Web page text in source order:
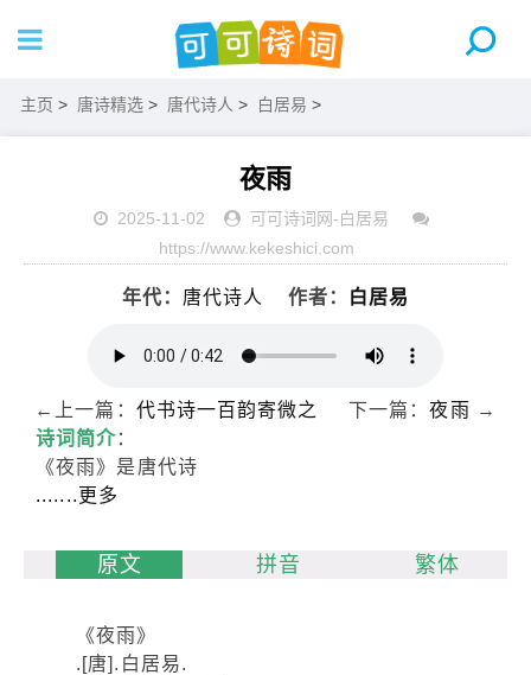
主页 > 唐诗精选 > 唐代诗人 > 白居易 >
夜雨
2025-11-02 可可诗词网-白居易
https://www.kekeshici.com
年代： 唐代诗人 作者： 白居易
←上一篇： 代书诗一百韵寄微之 下一篇：夜雨 →
诗词简介：
《夜雨》是唐代诗
.......更多
原文 拼音 繁体
《夜雨》
.[唐].白居易.